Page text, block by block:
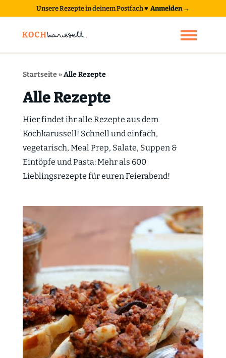
Unsere Rezepte in deinem Postfach♥ Anmelden →
Startseite»Alle Rezepte
Alle Rezepte
Hier findet ihr alle Rezepte aus dem
Kochkarussell! Schnell und einfach,
vegetarisch, Meal Prep, Salate, Suppen &
Eintöpfe und Pasta: Mehr als 600
Lieblingsrezepte für euren Feierabend!